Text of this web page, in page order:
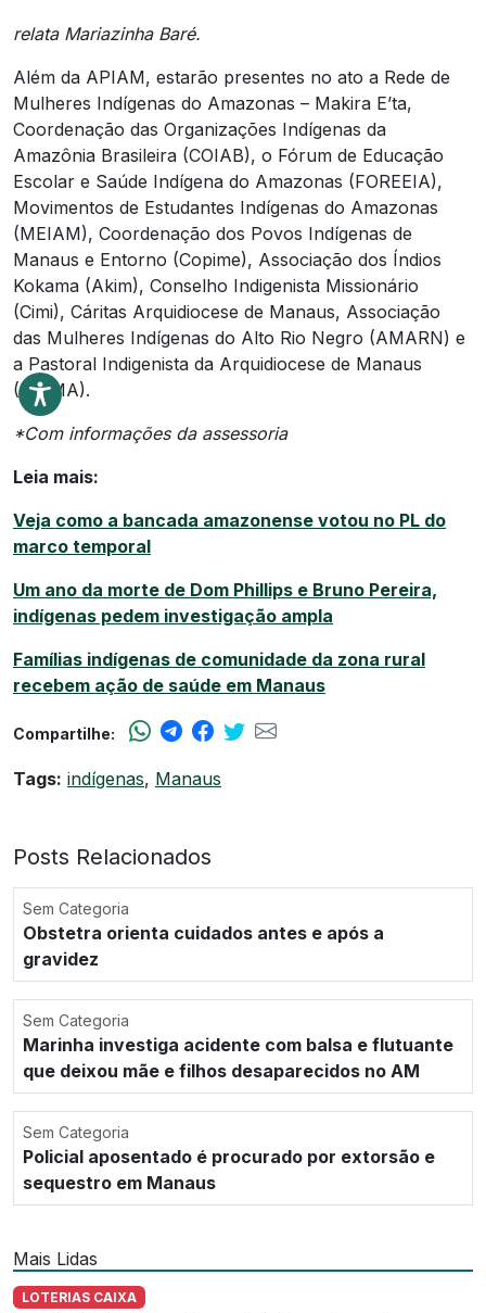
relata Mariazinha Baré.
Além da APIAM, estarão presentes no ato a Rede de
Mulheres Indígenas do Amazonas – Makira E’ta,
Coordenação das Organizações Indígenas da
Amazônia Brasileira (COIAB), o Fórum de Educação
Escolar e Saúde Indígena do Amazonas (FOREEIA),
Movimentos de Estudantes Indígenas do Amazonas
(MEIAM), Coordenação dos Povos Indígenas de
Manaus e Entorno (Copime), Associação dos Índios
Kokama (Akim), Conselho Indigenista Missionário
(Cimi), Cáritas Arquidiocese de Manaus, Associação
das Mulheres Indígenas do Alto Rio Negro (AMARN) e
a Pastoral Indigenista da Arquidiocese de Manaus
(PIAMA).
*Com informações da assessoria
Leia mais:
Veja como a bancada amazonense votou no PL do
marco temporal
Um ano da morte de Dom Phillips e Bruno Pereira,
indígenas pedem investigação ampla
Famílias indígenas de comunidade da zona rural
recebem ação de saúde em Manaus
Compartilhe:
Tags: indígenas, Manaus
Posts Relacionados
Sem Categoria
Obstetra orienta cuidados antes e após a
gravidez
Sem Categoria
Marinha investiga acidente com balsa e flutuante
que deixou mãe e filhos desaparecidos no AM
Sem Categoria
Policial aposentado é procurado por extorsão e
sequestro em Manaus
Mais Lidas
LOTERIAS CAIXA